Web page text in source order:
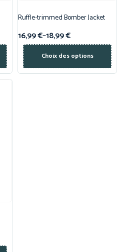
Ruffle-trimmed Bomber Jacket
16,99€–18,99€
Choix des options